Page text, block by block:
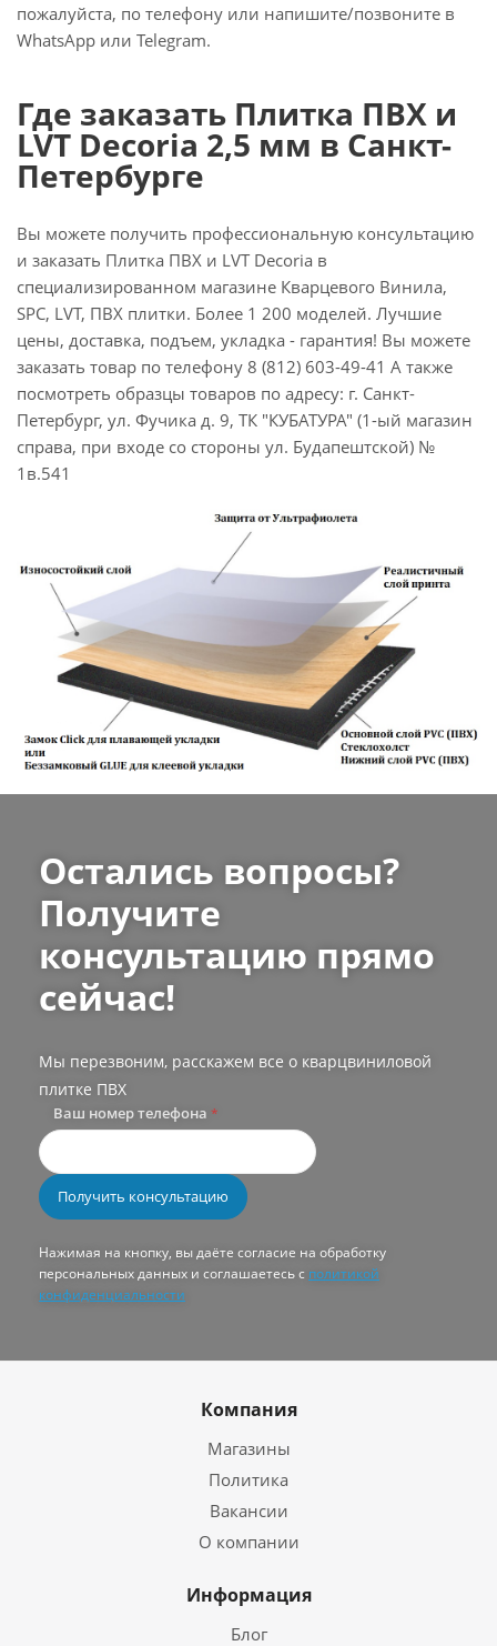
пожалуйста, по телефону или напишите/позвоните в
WhatsApp или Telegram.
Где заказать Плитка ПВХ и
LVT Decoria 2,5 мм в Санкт-
Петербурге
Вы можете получить профессиональную консультацию
и заказать Плитка ПВХ и LVT Decoria в
специализированном магазине Кварцевого Винила,
SPC, LVT, ПВХ плитки. Более 1 200 моделей. Лучшие
цены, доставка, подъем, укладка - гарантия! Вы можете
заказать товар по телефону 8 (812) 603-49-41 А также
посмотреть образцы товаров по адресу: г. Санкт-
Петербург, ул. Фучика д. 9, ТК "КУБАТУРА" (1-ый магазин
справа, при входе со стороны ул. Будапештской) №
1в.541
Остались вопросы?
Получите
консультацию прямо
сейчас!
Мы перезвоним, расскажем все о кварцвиниловой
плитке ПВХ
Ваш номер телефона *
Нажимая на кнопку, вы даёте согласие на обработку
персональных данных и соглашаетесь с политикой
конфиденциальности
Компания
Магазины
Политика
Вакансии
О компании
Информация
Блог